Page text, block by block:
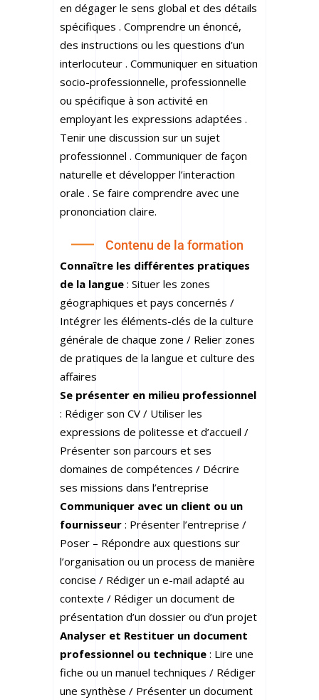
en dégager le sens global et des détails
spécifiques . Comprendre un énoncé,
des instructions ou les questions d’un
interlocuteur . Communiquer en situation
socio-professionnelle, professionnelle
ou spécifique à son activité en
employant les expressions adaptées .
Tenir une discussion sur un sujet
professionnel . Communiquer de façon
naturelle et développer l’interaction
orale . Se faire comprendre avec une
prononciation claire.
Contenu de la formation
Connaître les différentes pratiques
de la langue : Situer les zones
géographiques et pays concernés /
Intégrer les éléments-clés de la culture
générale de chaque zone / Relier zones
de pratiques de la langue et culture des
affaires
Se présenter en milieu professionnel
: Rédiger son CV / Utiliser les
expressions de politesse et d’accueil /
Présenter son parcours et ses
domaines de compétences / Décrire
ses missions dans l’entreprise
Communiquer avec un client ou un
fournisseur : Présenter l’entreprise /
Poser – Répondre aux questions sur
l’organisation ou un process de manière
concise / Rédiger un e-mail adapté au
contexte / Rédiger un document de
présentation d’un dossier ou d’un projet
Analyser et Restituer un document
professionnel ou technique : Lire une
fiche ou un manuel techniques / Rédiger
une synthèse / Présenter un document